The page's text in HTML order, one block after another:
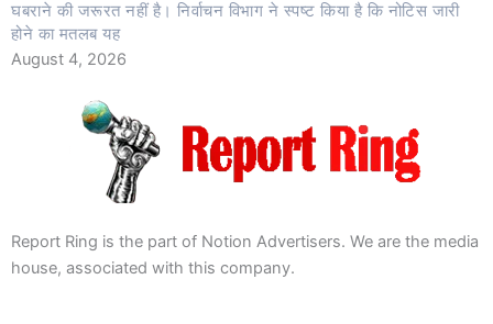
घबराने की जरूरत नहीं है। निर्वाचन विभाग ने स्पष्ट किया है कि नोटिस जारी
होने का मतलब यह
August 4, 2026
Report Ring is the part of Notion Advertisers. We are the media
house, associated with this company.